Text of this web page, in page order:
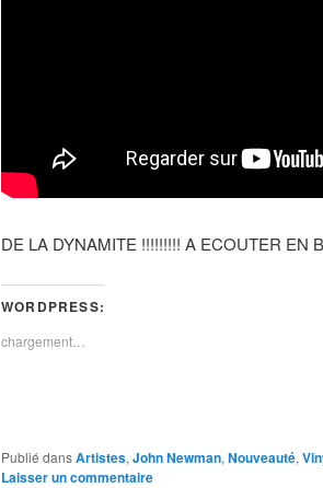
DE LA DYNAMITE !!!!!!!!! A ECOUTER EN
WORDPRESS:
chargement…
Publié dansArtistes, John Newman, Nouveauté,
Laisser un commentaire